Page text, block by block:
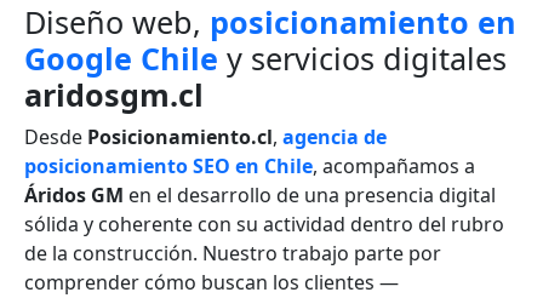
Diseño web, posicionamiento en
Google Chile y servicios digitales
aridosgm.cl
Desde Posicionamiento.cl, agencia de
posicionamiento SEO en Chile, acompañamos a
Áridos GM en el desarrollo de una presencia digital
sólida y coherente con su actividad dentro del rubro
de la construcción. Nuestro trabajo parte por
comprender cómo buscan los clientes —